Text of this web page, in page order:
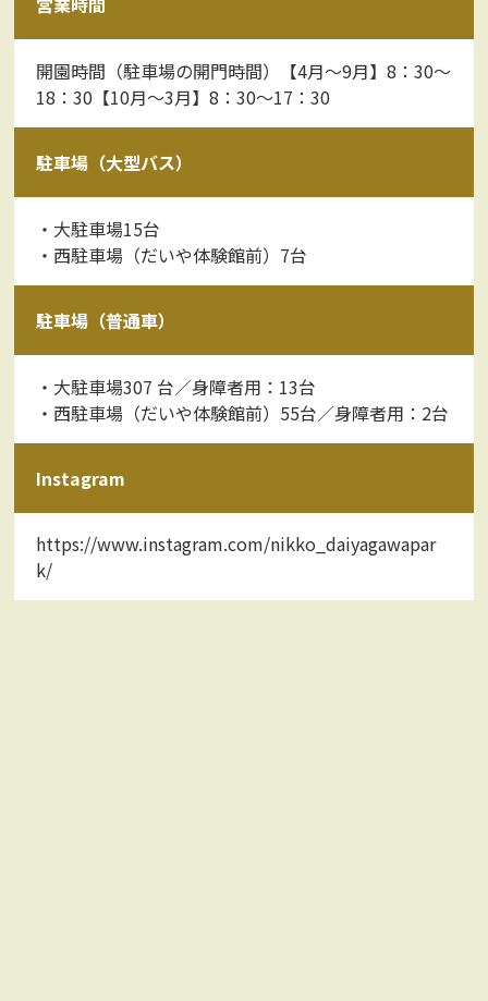
開園時間（駐車場の開門時間）【4月～9月】8：30～
18：30【10月～3月】8：30～17：30
駐車場（大型バス）
・大駐車場15台
・西駐車場（だいや体験館前）7台
駐車場（普通車）
・大駐車場307 台／身障者用：13台
・西駐車場（だいや体験館前）55台／身障者用：2台
Instagram
https://www.instagram.com/nikko_daiyagawapar
k/